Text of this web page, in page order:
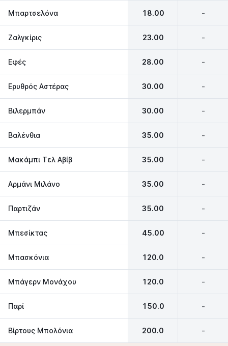
Μπαρτσελόνα 18.00 -
Ζαλγκίρις 23.00 -
Εφές 28.00 -
Ερυθρός Αστέρας 30.00 -
Βιλερμπάν 30.00 -
Βαλένθια 35.00 -
Μακάμπι Τελ Αβίβ 35.00 -
Αρμάνι Μιλάνο 35.00 -
Παρτιζάν 35.00 -
Μπεσίκτας 45.00 -
Μπασκόνια 120.0 -
Μπάγερν Μονάχου 120.0 -
Παρί 150.0 -
Βίρτους Μπολόνια 200.0 -